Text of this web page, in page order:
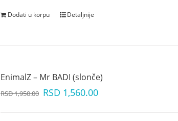
Dodati u korpu Detaljnije
EnimalZ – Mr BADI (slonče)
RSD1,950.00 RSD 1,560.00